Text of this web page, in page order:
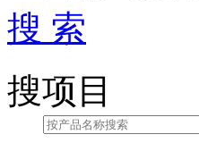
搜 索
搜项目